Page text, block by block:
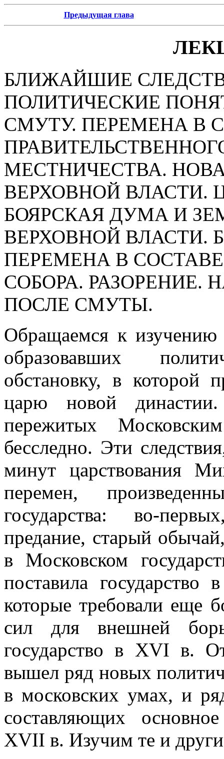
Предыдущая глава
БЛИЖАЙШИЕ
ПОЛИТИЧЕСКИЕ
СМУТУ. ПЕРЕМЕНА В
МЕСТНИЧЕСТВА.
ВЕРХОВНОЙ ВЛАСТИ.
БОЯРСКАЯ ДУМА И
ВЕРХОВНОЙ ВЛАСТИ.
ПЕРЕМЕНА В
СОБОРА. РАЗОРЕНИЕ.
ПОСЛЕ СМУТЫ.
Обращаемся к
образовавших
обстановку, в которой
царю новой
пережитых
бесследно. Эти
минут царствования
перемен,
государства: во-
предание, старый
в Московском
поставила
которые требовали еще
сил для внешней
государство в XVI в.
вышел ряд новых
в московских умах, и
составляющих
XVII в. Изучим те и